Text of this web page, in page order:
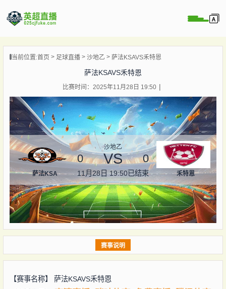
播
像
闻
当前位置:首页 足球直播 沙地乙 萨法KSAVS禾特恩
萨法KSAVS禾特恩
比赛时间：2025年11月28日 19:50
萨法KSA
沙地乙
0 VS 0
11月28日 19:50已结束 禾特恩
赛事说明
【赛事名称】 萨法KSAVS禾特恩